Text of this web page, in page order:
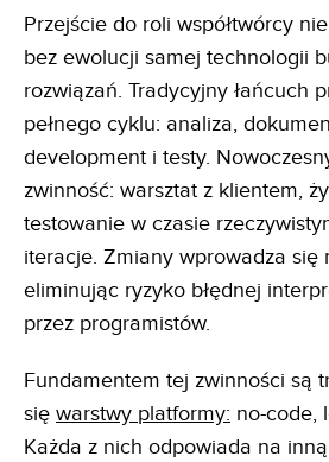
Przejście do roli współtwórcy
bez ewolucji samej technologii
rozwiązań. Tradycyjny łańcuch
pełnego cyklu: analiza,
development i testy.
zwinność: warsztat z klientem,
testowanie w czasie
iteracje. Zmiany wprowadza się
eliminując ryzyko błędnej
przez programistów.
Fundamentem tej zwinności są
się warstwy platformy: no-code,
Każda z nich odpowiada na